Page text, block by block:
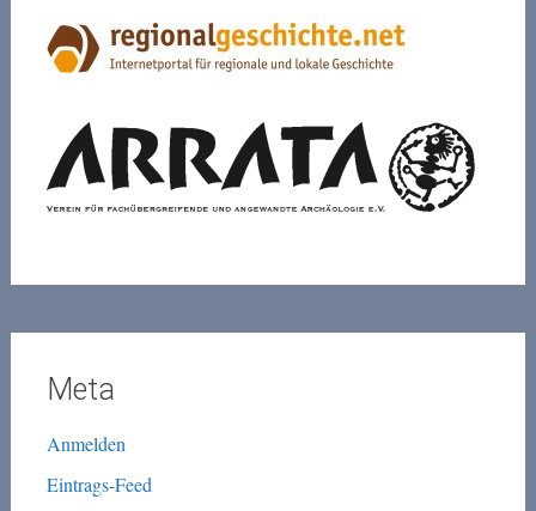
Meta
Anmelden
Eintrags-Feed